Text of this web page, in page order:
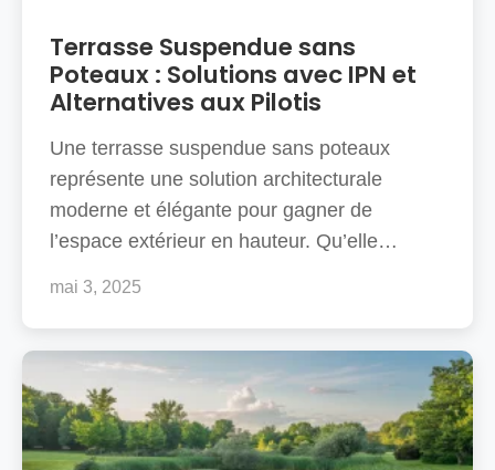
Terrasse Suspendue sans
Poteaux : Solutions avec IPN et
Alternatives aux Pilotis
Une terrasse suspendue sans poteaux
représente une solution architecturale
moderne et élégante pour gagner de
l’espace extérieur en hauteur. Qu’elle…
mai 3, 2025